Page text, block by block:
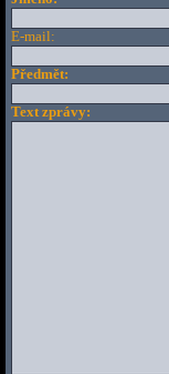
E-mail:
Předmět:
Text zprávy: